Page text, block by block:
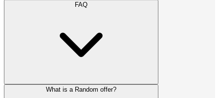
FAQ
What is a Random offer?